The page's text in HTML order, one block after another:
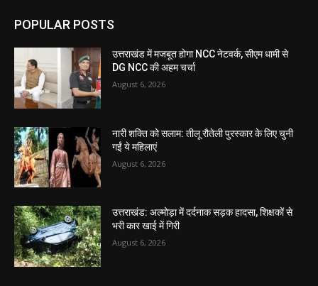
POPULAR POSTS
उत्तराखंड में मजबूत होगा NCC नेटवर्क, सीएम धामी से
DG NCC की अहम चर्चा
August 6, 2026
नारी शक्ति को सलाम: तीलू रौतेली पुरस्कार के लिए चुनी
गईं ये महिलाएं
August 6, 2026
उत्तराखंड: अल्मोड़ा में दर्दनाक सड़क हादसा, शिक्षकों से
भरी कार खाई में गिरी
August 6, 2026